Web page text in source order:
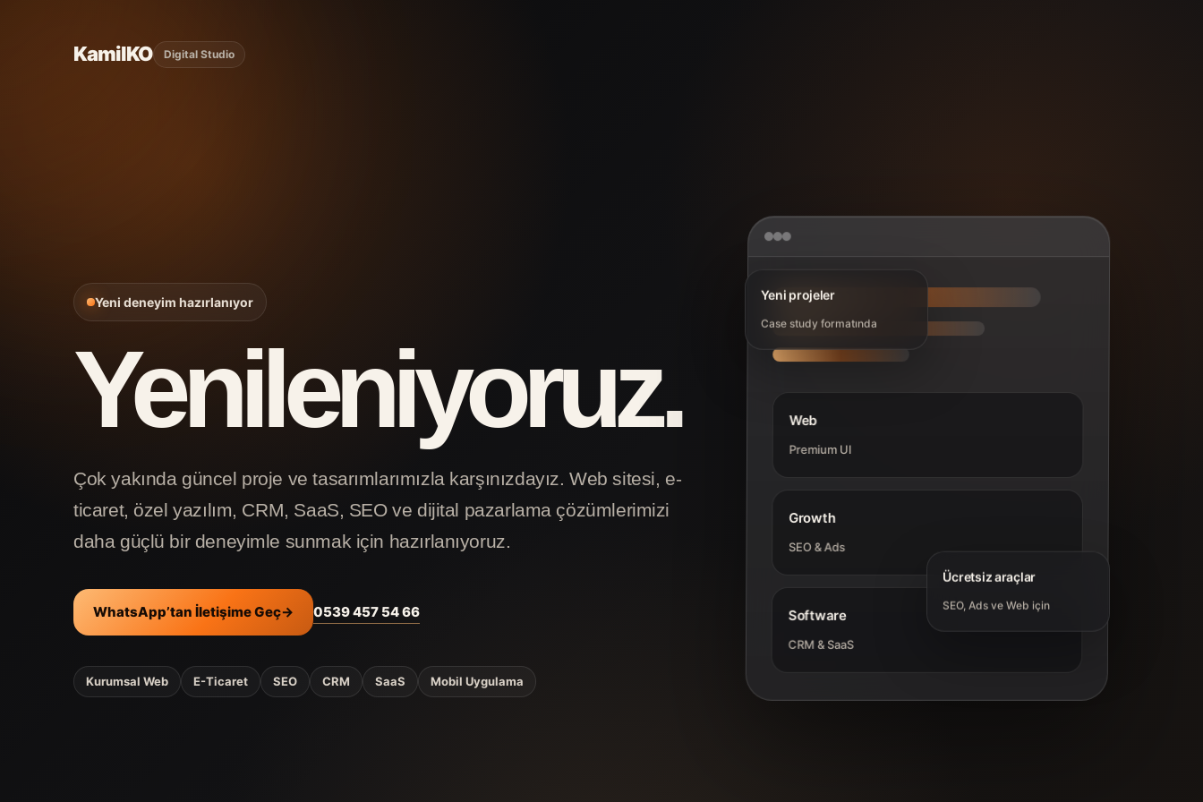
KamilKO Digital Studio
Yeni deneyim hazırlanıyor
Yenileniyoruz.
Çok yakında güncel proje ve tasarımlarımızla karşınızdayız. Web sitesi, e-
ticaret, özel yazılım, CRM, SaaS, SEO ve dijital pazarlama çözümlerimizi
daha güçlü bir deneyimle sunmak için hazırlanıyoruz.
WhatsApp’tan İletişime Geç→ 0539 457 54 66
Kurumsal Web E-Ticaret SEO CRM SaaS Mobil Uygulama
Web
Premium UI
Growth
SEO & Ads
Software
CRM & SaaS
Yeni projeler
Case study formatında
Ücretsiz araçlar
SEO, Ads ve Web için